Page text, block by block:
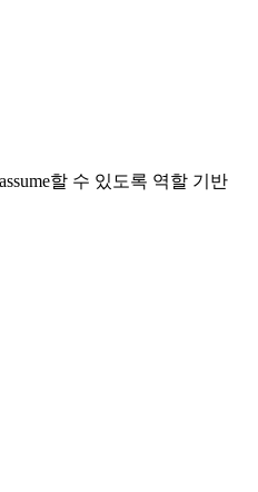
할 수 있도록 역할 기반